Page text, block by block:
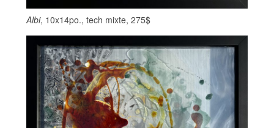
Albi, 10x14po., tech mixte, 275$